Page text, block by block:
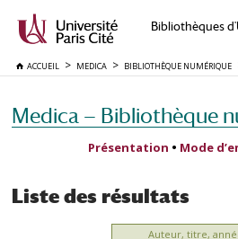
Bibliothèques
ACCUEIL MEDICA BIBLIOTHÈQUE NUMÉRIQUE
Medica — Bibliothèque
Présentation • Mode
Liste des résultats
Auteur, titre,